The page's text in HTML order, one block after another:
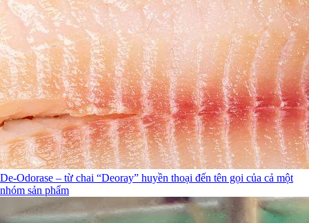
De-Odorase – từ chai “Deoray” huyền thoại đến tên gọi của cả một
nhóm sản phẩm